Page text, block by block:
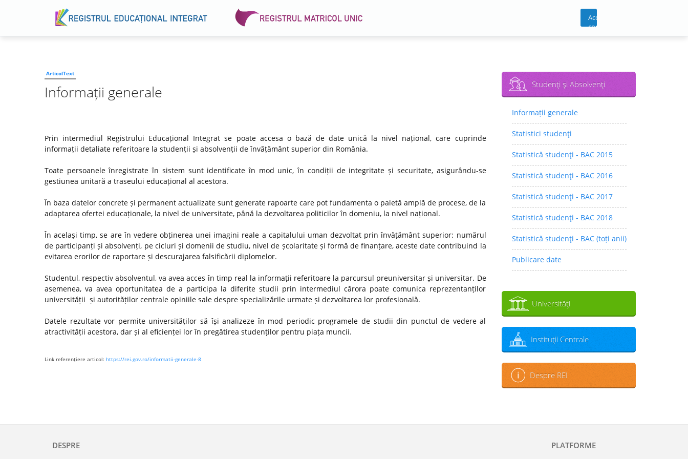
Acces
cont
ArticolText
Informații generale
Prin intermediul Registrului Educațional Integrat se poate accesa o bază de date unică la nivel național, care cuprinde
informații detaliate referitoare la studenții și absolvenții de învățământ superior din România.
Toate persoanele înregistrate în sistem sunt identificate în mod unic, în condiții de integritate și securitate, asigurându-se
gestiunea unitară a traseului educațional al acestora.
În baza datelor concrete și permanent actualizate sunt generate rapoarte care pot fundamenta o paletă amplă de procese, de la
adaptarea ofertei educaționale, la nivel de universitate, până la dezvoltarea politicilor în domeniu, la nivel național.
În același timp, se are în vedere obținerea unei imagini reale a capitalului uman dezvoltat prin învățământ superior: numărul
de participanți și absolvenți, pe cicluri și domenii de studiu, nivel de școlaritate și formă de finanțare, aceste date contribuind la
evitarea erorilor de raportare și descurajarea falsificării diplomelor.
Studentul, respectiv absolventul, va avea acces în timp real la informații referitoare la parcursul preuniversitar și universitar. De
asemenea, va avea oportunitatea de a participa la diferite studii prin intermediul cărora poate comunica reprezentanților
universității și autorităților centrale opiniile sale despre specializările urmate și dezvoltarea lor profesională.
Datele rezultate vor permite universităților să își analizeze în mod periodic programele de studii din punctul de vedere al
atractivității acestora, dar și al eficienței lor în pregătirea studenților pentru piața muncii.
Link referenţiere articol: https://rei.gov.ro/informatii-generale-8
Studenţi şi Absolvenţi
Informații generale
Statistici studenţi
Statistică studenţi - BAC 2015
Statistică studenţi - BAC 2016
Statistică studenţi - BAC 2017
Statistică studenţi - BAC 2018
Statistică studenţi - BAC (toți anii)
Publicare date
Universităţi
Instituţii Centrale
Despre REI
DESPRE PLATFORME